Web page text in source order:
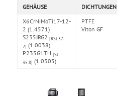
GEHÄUSE
DICHTUNGEN
X6CrNiMoTi17-12-
2 (1.4571)
S235JRG2 [RSt 37-
2] (1.0038)
P235G1TH [St
35.8] (1.0305)
PTFE
Viton GF